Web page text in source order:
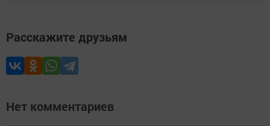
Расскажите друзьям
Нет комментариев